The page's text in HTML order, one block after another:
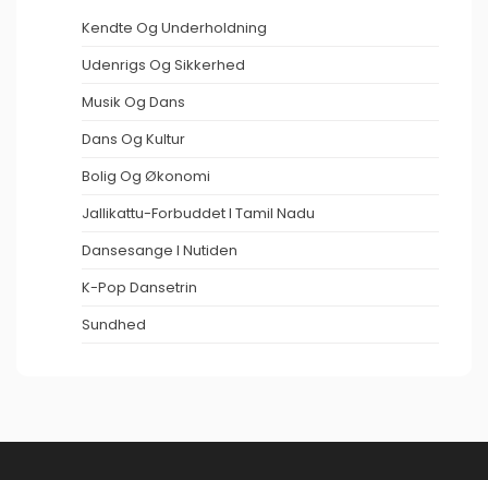
Kendte Og Underholdning
Udenrigs Og Sikkerhed
Musik Og Dans
Dans Og Kultur
Bolig Og Økonomi
Jallikattu-Forbuddet I Tamil Nadu
Dansesange I Nutiden
K-Pop Dansetrin
Sundhed